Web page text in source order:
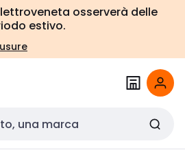
osserverà delle
estivo.